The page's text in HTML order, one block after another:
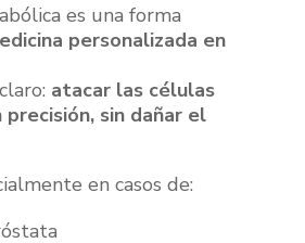
es una forma
personalizada en
atacar las células
sin dañar el
en casos de: